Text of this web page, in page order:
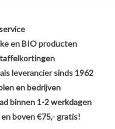
en BIO producten
leverancier sinds 1962
en bedrijven
binnen 1-2 werkdagen
boven €75,- gratis!